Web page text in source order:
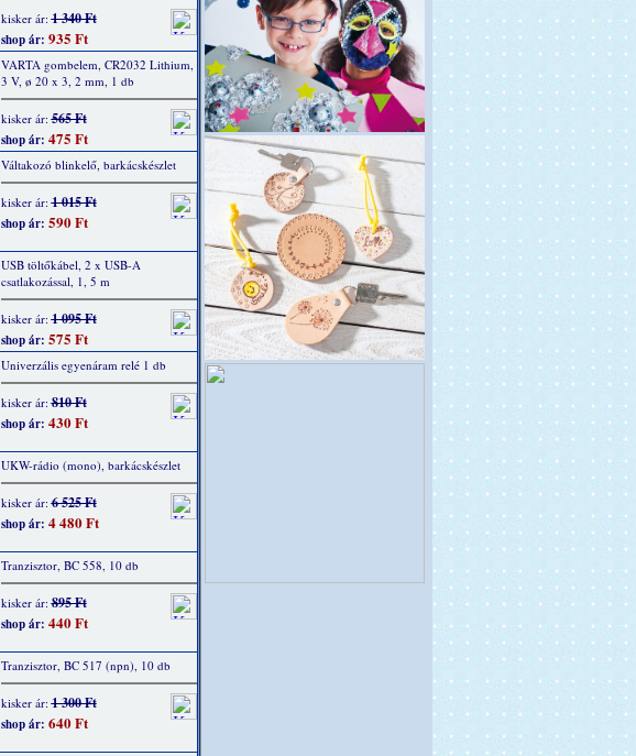
kisker ár:1 340 Ft
shop ár: 935 Ft
VARTA gombelem, CR2032 Lithium,
3 V, ø 20 x 3, 2 mm, 1 db
kisker ár:565 Ft
shop ár: 475 Ft
Váltakozó blinkelő, barkácskészlet
kisker ár:1 015 Ft
shop ár: 590 Ft
USB töltőkábel, 2 x USB-A
csatlakozással, 1, 5 m
kisker ár:1 095 Ft
shop ár: 575 Ft
Univerzális egyenáram relé 1 db
kisker ár:810 Ft
shop ár: 430 Ft
UKW-rádio (mono), barkácskészlet
kisker ár:6 525 Ft
shop ár: 4 480 Ft
Tranzisztor, BC 558, 10 db
kisker ár:895 Ft
shop ár: 440 Ft
Tranzisztor, BC 517 (npn), 10 db
kisker ár:1 300 Ft
shop ár: 640 Ft